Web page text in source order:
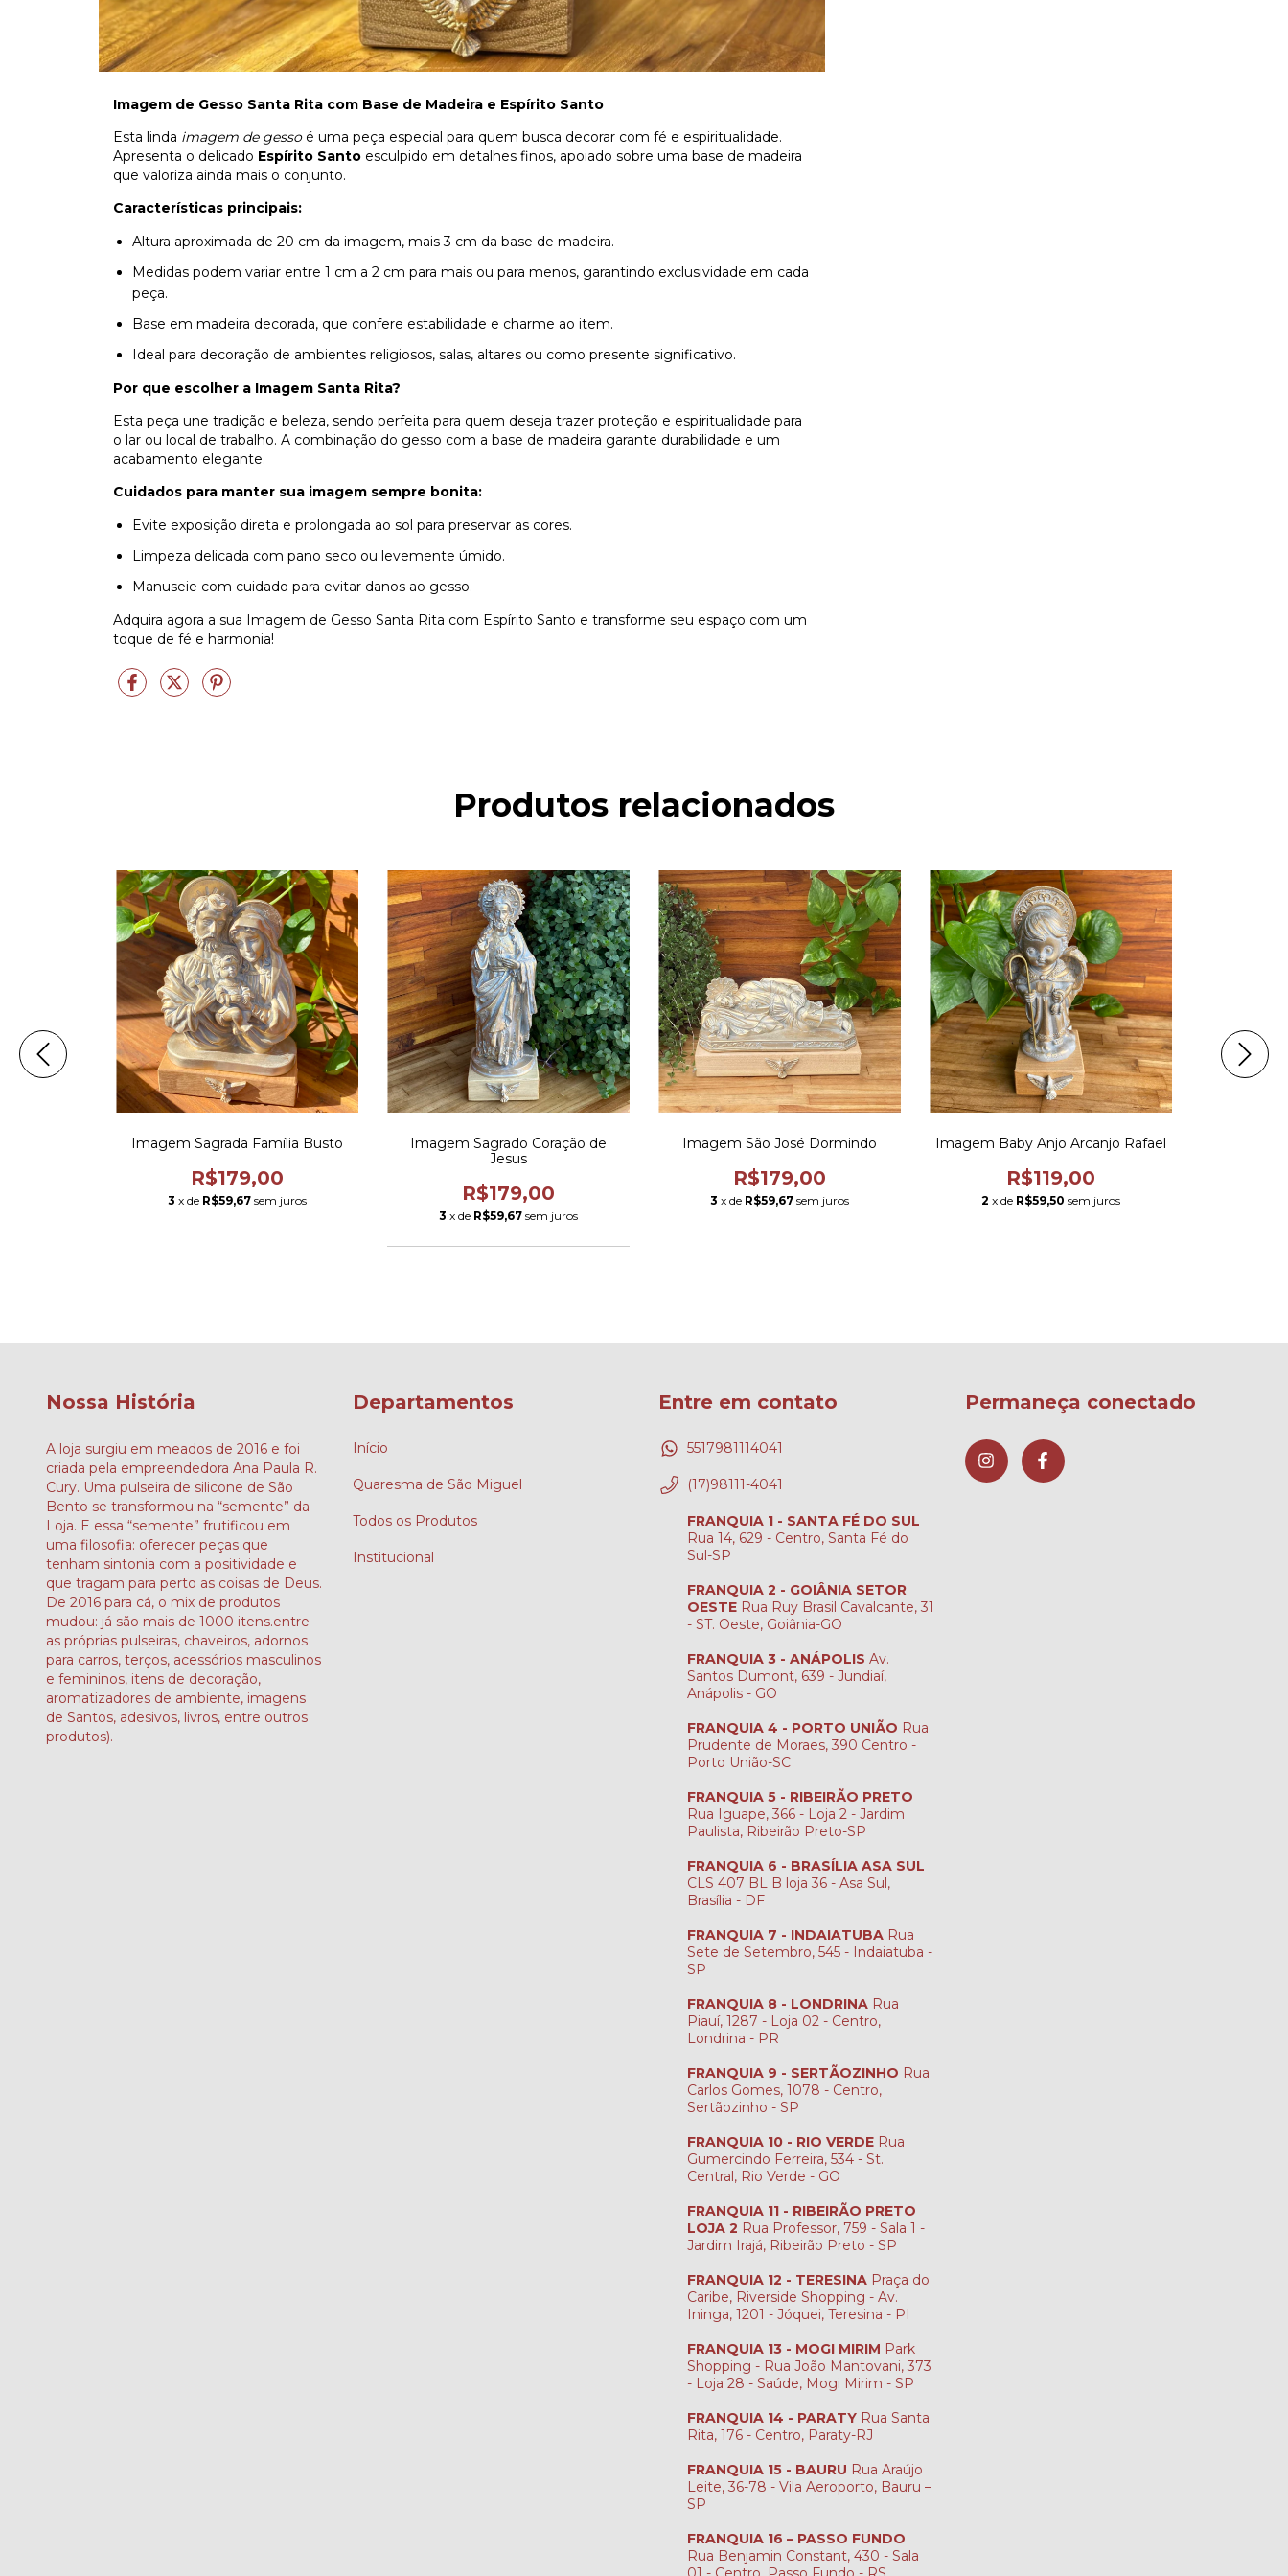
Imagem de Gesso Santa Rita com Base de Madeira e Espírito Santo
Esta linda imagem de gessoé uma peça especial para quem busca decorar com fé e espiritualidade.
Apresenta o delicado Espírito Santo esculpido em detalhes finos, apoiado sobre uma base de madeira
que valoriza ainda mais o conjunto.
Características principais:
Altura aproximada de 20 cm da imagem, mais 3 cm da base de madeira.
Medidas podem variar entre 1 cm a 2 cm para mais ou para menos, garantindo exclusividade em cada
peça.
Base em madeira decorada, que confere estabilidade e charme ao item.
Ideal para decoração de ambientes religiosos, salas, altares ou como presente significativo.
Por que escolher a Imagem Santa Rita?
Esta peça une tradição e beleza, sendo perfeita para quem deseja trazer proteção e espiritualidade para
o lar ou local de trabalho. A combinação do gesso com a base de madeira garante durabilidade e um
acabamento elegante.
Cuidados para manter sua imagem sempre bonita:
Evite exposição direta e prolongada ao sol para preservar as cores.
Limpeza delicada com pano seco ou levemente úmido.
Manuseie com cuidado para evitar danos ao gesso.
Adquira agora a sua Imagem de Gesso Santa Rita com Espírito Santo e transforme seu espaço com um
toque de fé e harmonia!
Produtos relacionados
Imagem Sagrada Família Busto
R$179,00
3 x de R$59,67 sem juros
Imagem Sagrado Coração de
Jesus
R$179,00
3 x de R$59,67 sem juros
Imagem São José Dormindo
R$179,00
3 x de R$59,67 sem juros
Imagem Baby Anjo Arcanjo Rafael
R$119,00
2 x de R$59,50 sem juros
Nossa História
A loja surgiu em meados de 2016 e foi
criada pela empreendedora Ana Paula R.
Cury. Uma pulseira de silicone de São
Bento se transformou na “semente” da
Loja. E essa “semente” frutificou em
uma filosofia: oferecer peças que
tenham sintonia com a positividade e
que tragam para perto as coisas de Deus.
De 2016 para cá, o mix de produtos
mudou: já são mais de 1000 itens.entre
as próprias pulseiras, chaveiros, adornos
para carros, terços, acessórios masculinos
e femininos, itens de decoração,
aromatizadores de ambiente, imagens
de Santos, adesivos, livros, entre outros
produtos).
Departamentos
Início
Quaresma de São Miguel
Todos os Produtos
Institucional
Entre em contato
5517981114041
(17)98111-4041
FRANQUIA 1 - SANTA FÉ DO SUL
Rua 14, 629 - Centro, Santa Fé do
Sul-SP
FRANQUIA 2 - GOIÂNIA SETOR
OESTE Rua Ruy Brasil Cavalcante, 31
- ST. Oeste, Goiânia-GO
FRANQUIA 3 - ANÁPOLIS Av.
Santos Dumont, 639 - Jundiaí,
Anápolis - GO
FRANQUIA 4 - PORTO UNIÃO Rua
Prudente de Moraes, 390 Centro -
Porto União-SC
FRANQUIA 5 - RIBEIRÃO PRETO
Rua Iguape, 366 - Loja 2 - Jardim
Paulista, Ribeirão Preto-SP
FRANQUIA 6 - BRASÍLIA ASA SUL
CLS 407 BL B loja 36 - Asa Sul,
Brasília - DF
FRANQUIA 7 - INDAIATUBA Rua
Sete de Setembro, 545 - Indaiatuba -
SP
FRANQUIA 8 - LONDRINA Rua
Piauí, 1287 - Loja 02 - Centro,
Londrina - PR
FRANQUIA 9 - SERTÃOZINHO Rua
Carlos Gomes, 1078 - Centro,
Sertãozinho - SP
FRANQUIA 10 - RIO VERDE Rua
Gumercindo Ferreira, 534 - St.
Central, Rio Verde - GO
FRANQUIA 11 - RIBEIRÃO PRETO
LOJA 2 Rua Professor, 759 - Sala 1 -
Jardim Irajá, Ribeirão Preto - SP
FRANQUIA 12 - TERESINA Praça do
Caribe, Riverside Shopping - Av.
Ininga, 1201 - Jóquei, Teresina - PI
FRANQUIA 13 - MOGI MIRIM Park
Shopping - Rua João Mantovani, 373
- Loja 28 - Saúde, Mogi Mirim - SP
FRANQUIA 14 - PARATY Rua Santa
Rita, 176 - Centro, Paraty-RJ
FRANQUIA 15 - BAURU Rua Araújo
Leite, 36-78 - Vila Aeroporto, Bauru –
SP
FRANQUIA 16 – PASSO FUNDO
Rua Benjamin Constant, 430 - Sala
Permaneça conectado